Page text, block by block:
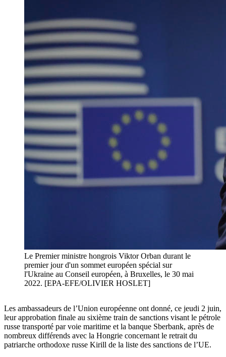
Le Premier ministre hongrois Viktor Orban durant le
premier jour d'un sommet européen spécial sur
l'Ukraine au Conseil européen, à Bruxelles, le 30 mai
2022. [EPA-EFE/OLIVIER HOSLET]
Les ambassadeurs de l’Union européenne ont donné, ce jeudi 2 juin,
leur approbation finale au sixième train de sanctions visant le pétrole
russe transporté par voie maritime et la banque Sberbank, après de
nombreux différends avec la Hongrie concernant le retrait du
patriarche orthodoxe russe Kirill de la liste des sanctions de l’UE.